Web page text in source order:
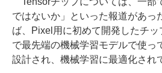
ではないか」といった報道があっ
ば、Pixel用に初めて開発したチッ
で最先端の機械学習モデルで使っ
設計され、機械学習に最適化され